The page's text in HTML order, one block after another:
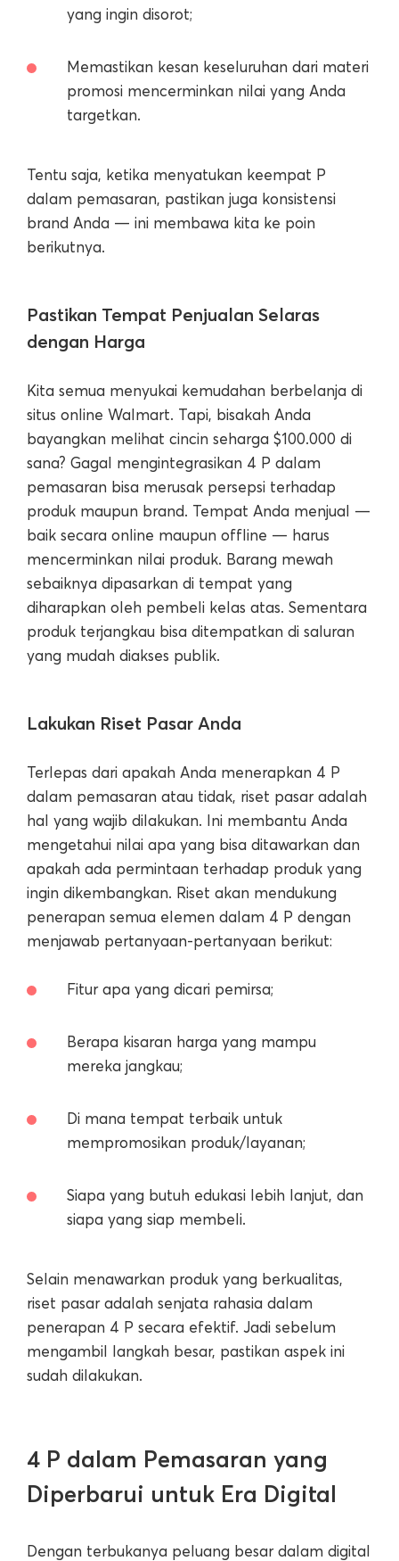
yang ingin disorot;
Memastikan kesan keseluruhan dari materi
promosi mencerminkan nilai yang Anda
targetkan.
Tentu saja, ketika menyatukan keempat P
dalam pemasaran, pastikan juga konsistensi
brand Anda — ini membawa kita ke poin
berikutnya.
Pastikan Tempat Penjualan Selaras
dengan Harga
Kita semua menyukai kemudahan berbelanja di
situs online Walmart. Tapi, bisakah Anda
bayangkan melihat cincin seharga $100.000 di
sana? Gagal mengintegrasikan 4 P dalam
pemasaran bisa merusak persepsi terhadap
produk maupun brand. Tempat Anda menjual —
baik secara online maupun offline — harus
mencerminkan nilai produk. Barang mewah
sebaiknya dipasarkan di tempat yang
diharapkan oleh pembeli kelas atas. Sementara
produk terjangkau bisa ditempatkan di saluran
yang mudah diakses publik.
Lakukan Riset Pasar Anda
Terlepas dari apakah Anda menerapkan 4 P
dalam pemasaran atau tidak, riset pasar adalah
hal yang wajib dilakukan. Ini membantu Anda
mengetahui nilai apa yang bisa ditawarkan dan
apakah ada permintaan terhadap produk yang
ingin dikembangkan. Riset akan mendukung
penerapan semua elemen dalam 4 P dengan
menjawab pertanyaan-pertanyaan berikut:
Fitur apa yang dicari pemirsa;
Berapa kisaran harga yang mampu
mereka jangkau;
Di mana tempat terbaik untuk
mempromosikan produk/layanan;
Siapa yang butuh edukasi lebih lanjut, dan
siapa yang siap membeli.
Selain menawarkan produk yang berkualitas,
riset pasar adalah senjata rahasia dalam
penerapan 4 P secara efektif. Jadi sebelum
mengambil langkah besar, pastikan aspek ini
sudah dilakukan.
4 P dalam Pemasaran yang
Diperbarui untuk Era Digital
Dengan terbukanya peluang besar dalam digital